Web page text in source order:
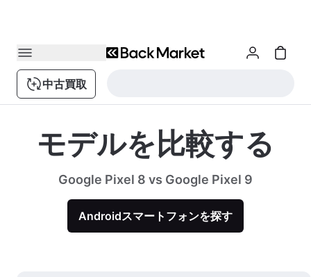
中古買取
モデルを比較する
Google Pixel 8 vs Google Pixel 9
Androidスマートフォンを探す